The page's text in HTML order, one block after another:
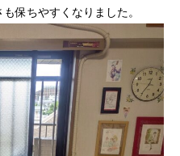
保ちやすくなりました。